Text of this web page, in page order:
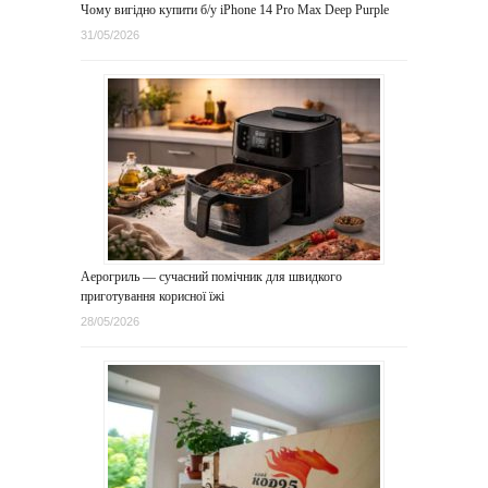
Чому вигідно купити б/у iPhone 14 Pro Max Deep Purple
31/05/2026
Аерогриль — сучасний помічник для швидкого
приготування корисної їжі
28/05/2026